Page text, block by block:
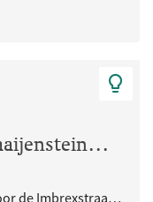
Aanpassen fietsroute Waaijenstein - Imbrexstraat - Terralaan inclusief oversteek busbaan
De fietsroute vanuit Waaijenstein door de Imbrexstraat naar de Terralaan/busbaan is onduidelijk en..